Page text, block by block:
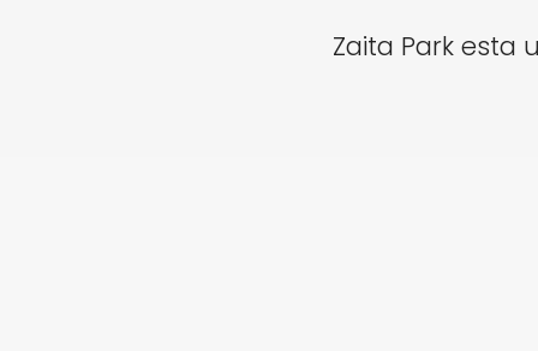
Zaita Park esta